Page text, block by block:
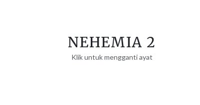
NEHEMIA 2
Klik untuk mengganti ayat